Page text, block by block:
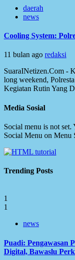
daerah
news
Cooling System:
11 bulan ago redaksi
SuaraINetizen.Com -
long weekend,
Kegiatan Rutin Yang
Media Sosial
Social menu is not set.
Social Menu on Menu
Trending Posts
1
1
news
Puadi: Pengawasan
Digital, Bawaslu